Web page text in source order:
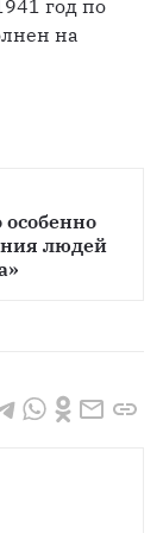
год по
на
людей